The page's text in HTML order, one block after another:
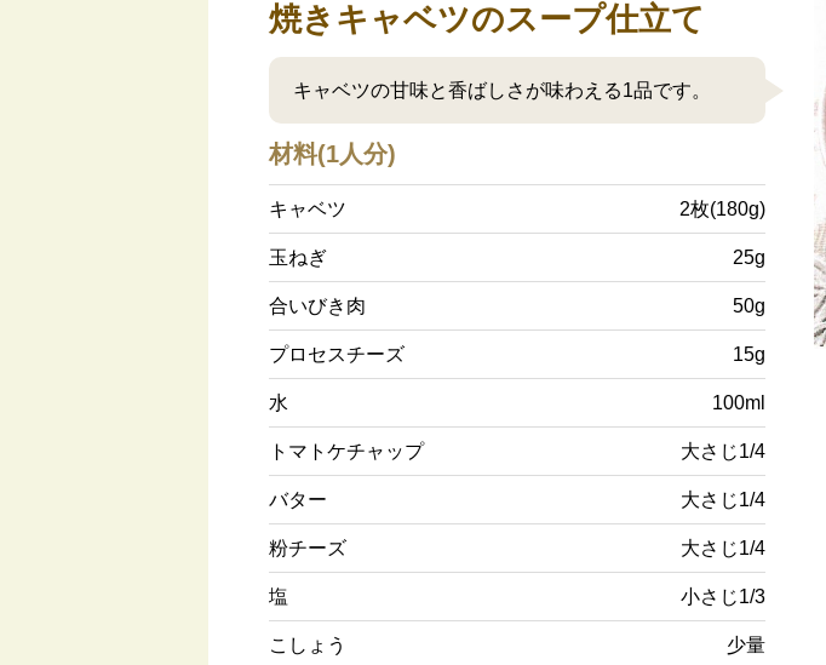
焼きキャベツのスープ仕立て
キャベツの甘味と香ばしさが味わえる1品です。
材料(1人分)
キャベツ 2枚(180g)
玉ねぎ 25g
合いびき肉 50g
プロセスチーズ 15g
水 100ml
トマトケチャップ 大さじ1/4
バター 大さじ1/4
粉チーズ 大さじ1/4
塩 小さじ1/3
こしょう 少量